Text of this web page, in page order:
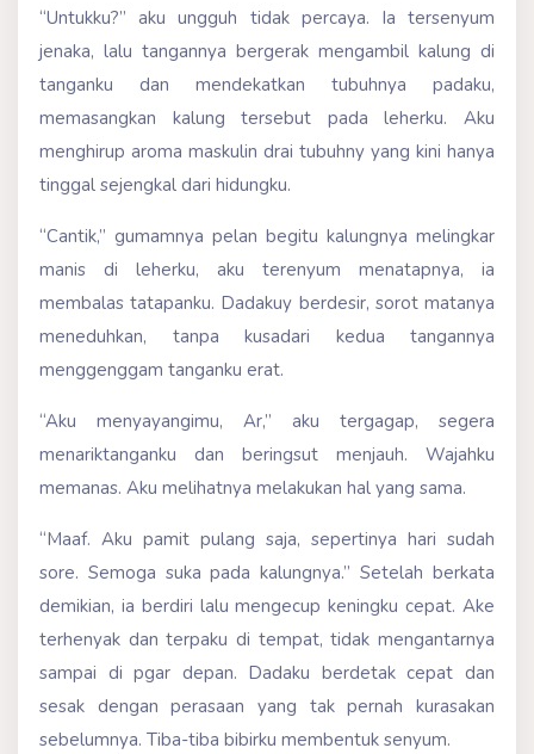
“Untukku?” aku ungguh tidak percaya. Ia tersenyum
jenaka, lalu tangannya bergerak mengambil kalung di
tanganku dan mendekatkan tubuhnya padaku,
memasangkan kalung tersebut pada leherku. Aku
menghirup aroma maskulin drai tubuhny yang kini hanya
tinggal sejengkal dari hidungku.
“Cantik,” gumamnya pelan begitu kalungnya melingkar
manis di leherku, aku terenyum menatapnya, ia
membalas tatapanku. Dadakuy berdesir, sorot matanya
meneduhkan, tanpa kusadari kedua tangannya
menggenggam tanganku erat.
“Aku menyayangimu, Ar,” aku tergagap, segera
menariktanganku dan beringsut menjauh. Wajahku
memanas. Aku melihatnya melakukan hal yang sama.
“Maaf. Aku pamit pulang saja, sepertinya hari sudah
sore. Semoga suka pada kalungnya.” Setelah berkata
demikian, ia berdiri lalu mengecup keningku cepat. Ake
terhenyak dan terpaku di tempat, tidak mengantarnya
sampai di pgar depan. Dadaku berdetak cepat dan
sesak dengan perasaan yang tak pernah kurasakan
sebelumnya. Tiba-tiba bibirku membentuk senyum.